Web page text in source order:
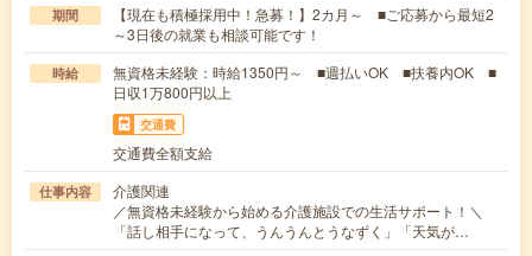
期間
【現在も積極採用中！急募！】2カ月～ ■ご応募から最短2
～3日後の就業も相談可能です！
時給
無資格未経験：時給1350円～ ■週払いOK ■扶養内OK ■
日収1万800円以上
交通費
交通費全額支給
仕事内容
介護関連
／無資格未経験から始める介護施設での生活サポート！＼
「話し相手になって、うんうんとうなずく」「天気が…